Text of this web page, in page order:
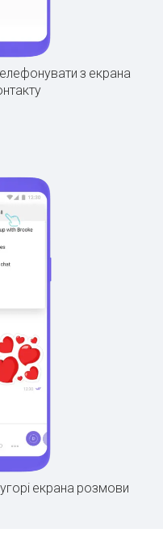
з екрана
екрана розмови